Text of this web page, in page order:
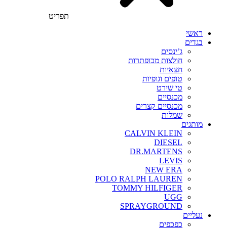
תפריט
ראשי
בגדים
ג’ינסים
חולצות מכופתרות
חצאיות
טופים וגופיות
טי שירט
מכנסיים
מכנסיים קצרים
שמלות
מותגים
CALVIN KLEIN
DIESEL
DR.MARTENS
LEVIS
NEW ERA
POLO RALPH LAUREN
TOMMY HILFIGER
UGG
SPRAYGROUND
נעליים
כפכפים